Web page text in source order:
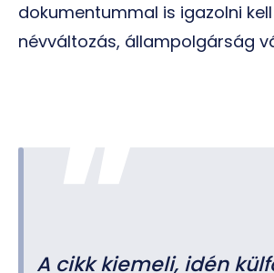
dokumentummal is igazolni
névváltozás, állampolgárság
A cikk kiemeli, idén